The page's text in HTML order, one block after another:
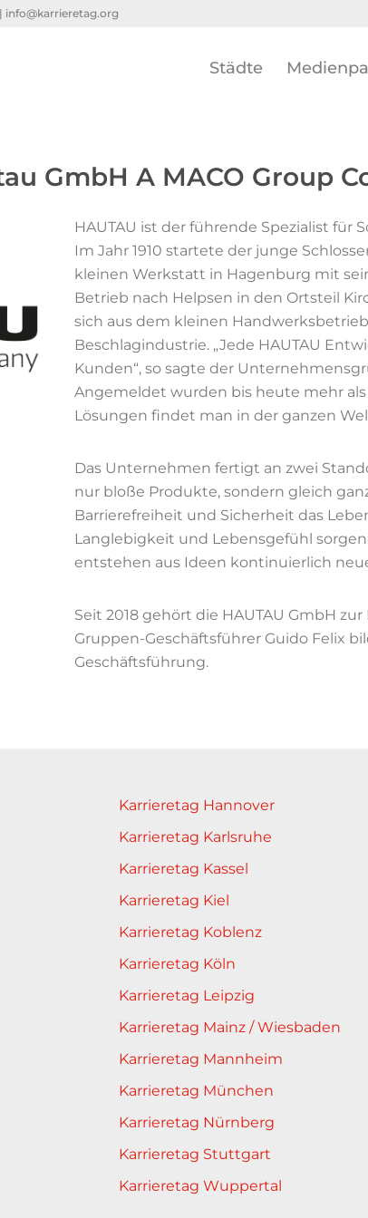
info@karrieretag.org
Städte
GmbH A MACO Group
HAUTAU ist der führende Spezialist
Im Jahr 1910 startete der junge
kleinen Werkstatt in Hagenburg mit
Betrieb nach Helpsen in den Ortsteil
sich aus dem kleinen
Beschlagindustrie. „Jede HAUTAU
Kunden“, so sagte der
Angemeldet wurden bis heute mehr
Lösungen findet man in der ganzen
Das Unternehmen fertigt an zwei
nur bloße Produkte, sondern gleich
Barrierefreiheit und Sicherheit das
Langlebigkeit und Lebensgefühl
entstehen aus Ideen kontinuierlich
Seit 2018 gehört die HAUTAU GmbH
Gruppen-Geschäftsführer Guido Felix
Geschäftsführung.
Karrieretag Hannover
Karrieretag Karlsruhe
Karrieretag Kassel
Karrieretag Kiel
Karrieretag Koblenz
Karrieretag Köln
Karrieretag Leipzig
Karrieretag Mainz / Wiesbaden
Karrieretag Mannheim
Karrieretag München
Karrieretag Nürnberg
Karrieretag Stuttgart
Karrieretag Wuppertal